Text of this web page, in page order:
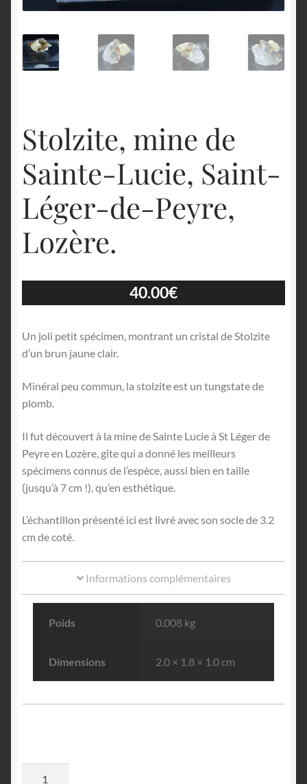
Stolzite, mine de
Sainte-Lucie, Saint-
Léger-de-Peyre,
Lozère.
40.00€
Un joli petit spécimen, montrant un cristal de Stolzite
d’un brun jaune clair.
Minéral peu commun, la stolzite est un tungstate de
plomb.
Il fut découvert à la mine de Sainte Lucie à St Léger de
Peyre en Lozère, gîte qui a donné les meilleurs
spécimens connus de l’espèce, aussi bien en taille
(jusqu’à 7 cm !), qu’en esthétique.
L’échantillon présenté ici est livré avec son socle de 3.2
cm de coté.
Informations complémentaires
Poids 0.008 kg
Dimensions 2.0 × 1.8 × 1.0 cm